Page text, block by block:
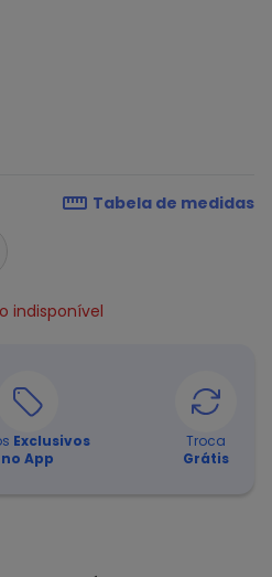
Tabela de medidas
indisponível
Exclusivos
no App
Troca
Grátis